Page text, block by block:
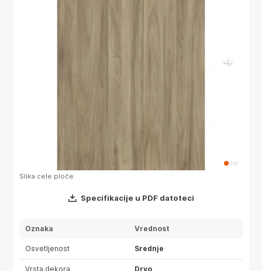
Slika cele ploče
Specifikacije u PDF datoteci
Oznaka Vrednost
Osvetljenost Srednje
Vrsta dekora Drvo